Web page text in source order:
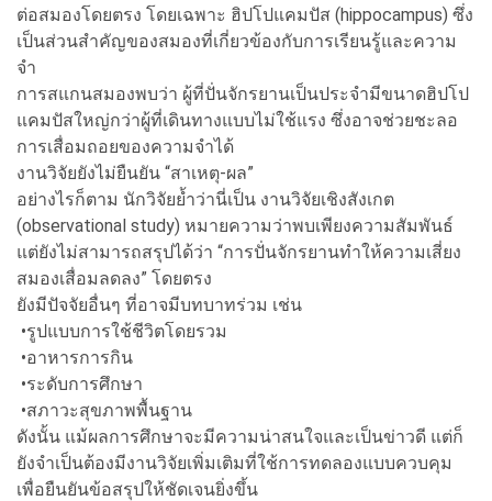
ต่อสมองโดยตรง โดยเฉพาะ ฮิปโปแคมปัส (hippocampus) ซึ่ง
เป็นส่วนสำคัญของสมองที่เกี่ยวข้องกับการเรียนรู้และความ
จำ
การสแกนสมองพบว่า ผู้ที่ปั่นจักรยานเป็นประจำมีขนาดฮิปโป
แคมปัสใหญ่กว่าผู้ที่เดินทางแบบไม่ใช้แรง ซึ่งอาจช่วยชะลอ
การเสื่อมถอยของความจำได้
งานวิจัยยังไม่ยืนยัน “สาเหตุ-ผล”
อย่างไรก็ตาม นักวิจัยย้ำว่านี่เป็น งานวิจัยเชิงสังเกต
(observational study) หมายความว่าพบเพียงความสัมพันธ์
แต่ยังไม่สามารถสรุปได้ว่า “การปั่นจักรยานทำให้ความเสี่ยง
สมองเสื่อมลดลง” โดยตรง
ยังมีปัจจัยอื่นๆ ที่อาจมีบทบาทร่วม เช่น
•รูปแบบการใช้ชีวิตโดยรวม
•อาหารการกิน
•ระดับการศึกษา
•สภาวะสุขภาพพื้นฐาน
ดังนั้น แม้ผลการศึกษาจะมีความน่าสนใจและเป็นข่าวดี แต่ก็
ยังจำเป็นต้องมีงานวิจัยเพิ่มเติมที่ใช้การทดลองแบบควบคุม
เพื่อยืนยันข้อสรุปให้ชัดเจนยิ่งขึ้น